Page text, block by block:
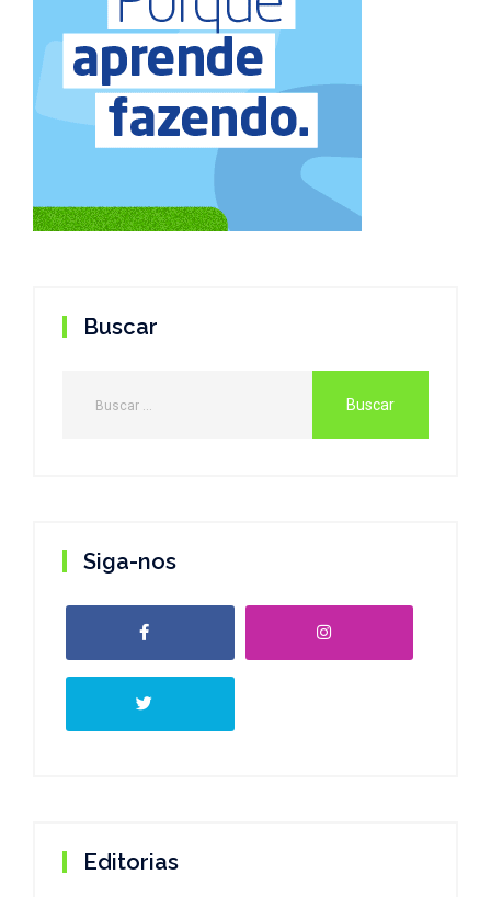
Buscar
Siga-nos
Editorias